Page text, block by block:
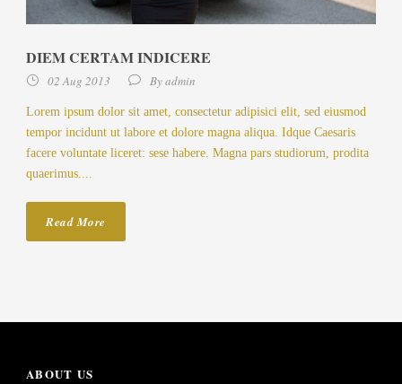
DIEM CERTAM INDICERE
02 Aug 2013 Byadmin
Lorem ipsum dolor sit amet, consectetur adipisici elit, sed eiusmod
tempor incidunt ut labore et dolore magna aliqua. Idque Caesaris
facere voluntate liceret: sese habere. Magna pars studiorum, prodita
quaerimus....
Read More
ABOUT US